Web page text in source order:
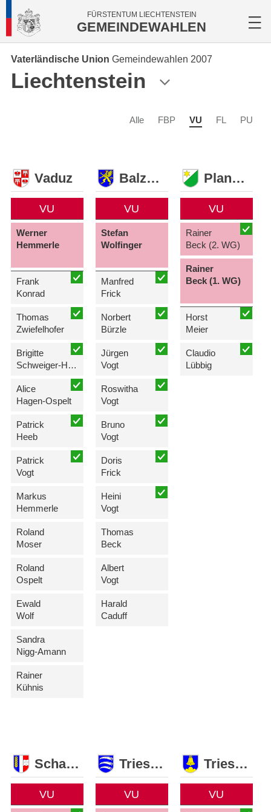
FÜRSTENTUM LIECHTENSTEIN
GEMEINDEWAHLEN
Vaterländische Union Gemeindewahlen 2007
Liechtenstein
Alle FBP VU FL PU
Vaduz
VU
Werner
Hemmerle
Frank
Konrad
Thomas
Zwiefelhofer
Brigitte
Schweiger-Hartmann
Alice
Hagen-Ospelt
Patrick
Heeb
Patrick
Vogt
Markus
Hemmerle
Roland
Moser
Roland
Ospelt
Ewald
Wolf
Sandra
Nigg-Amann
Rainer
Kühnis
Balzers
VU
Stefan
Wolfinger
Manfred
Frick
Norbert
Bürzle
Jürgen
Vogt
Roswitha
Vogt
Bruno
Vogt
Doris
Frick
Heini
Vogt
Thomas
Beck
Albert
Vogt
Harald
Caduff
Planken
VU
Rainer
Beck (2. WG)
Rainer
Beck (1. WG)
Horst
Meier
Claudio
Lübbig
Schaan
VU
Triesen
VU
Triesenberg
VU